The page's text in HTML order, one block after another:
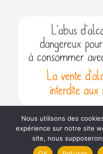
Politique de confidentialité
Nous utilisons des
expérience sur notre site
site, nous